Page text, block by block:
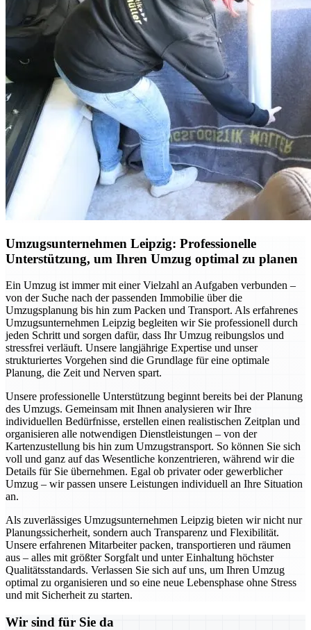
Umzugsunternehmen Leipzig: Professionelle
Unterstützung, um Ihren Umzug optimal zu planen
Ein Umzug ist immer mit einer Vielzahl an Aufgaben verbunden –
von der Suche nach der passenden Immobilie über die
Umzugsplanung bis hin zum Packen und Transport. Als erfahrenes
Umzugsunternehmen Leipzig begleiten wir Sie professionell durch
jeden Schritt und sorgen dafür, dass Ihr Umzug reibungslos und
stressfrei verläuft. Unsere langjährige Expertise und unser
strukturiertes Vorgehen sind die Grundlage für eine optimale
Planung, die Zeit und Nerven spart.
Unsere professionelle Unterstützung beginnt bereits bei der Planung
des Umzugs. Gemeinsam mit Ihnen analysieren wir Ihre
individuellen Bedürfnisse, erstellen einen realistischen Zeitplan und
organisieren alle notwendigen Dienstleistungen – von der
Kartenzustellung bis hin zum Umzugstransport. So können Sie sich
voll und ganz auf das Wesentliche konzentrieren, während wir die
Details für Sie übernehmen. Egal ob privater oder gewerblicher
Umzug – wir passen unsere Leistungen individuell an Ihre Situation
an.
Als zuverlässiges Umzugsunternehmen Leipzig bieten wir nicht nur
Planungssicherheit, sondern auch Transparenz und Flexibilität.
Unsere erfahrenen Mitarbeiter packen, transportieren und räumen
aus – alles mit größter Sorgfalt und unter Einhaltung höchster
Qualitätsstandards. Verlassen Sie sich auf uns, um Ihren Umzug
optimal zu organisieren und so eine neue Lebensphase ohne Stress
und mit Sicherheit zu starten.
Wir sind für Sie da